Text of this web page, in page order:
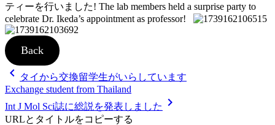
ティーを行いました! The lab members held a surprise party to
celebrate Dr. Ikeda’s appointment as professor!
Back
投
稿
ナ
chevron_left タイから交換留学生がいらしています
Exchange student from Thailand
Int J Mol Sci誌に総説を発表しました chevron_right
URLとタイトルをコピーする